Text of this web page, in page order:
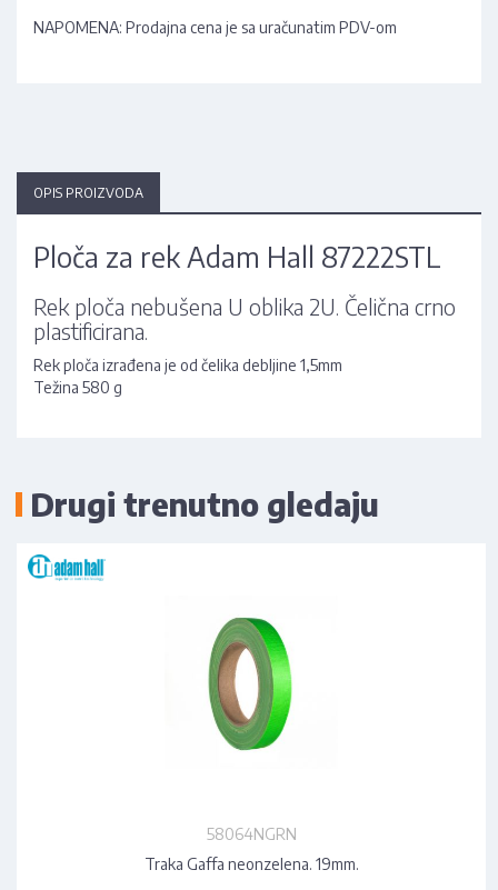
NAPOMENA: Prodajna cena je sa uračunatim PDV-om
OPIS PROIZVODA
Ploča za rek Adam Hall 87222STL
Rek ploča nebušena U oblika 2U. Čelična crno
plastificirana.
Rek ploča izrađena je od čelika debljine 1,5mm
Težina 580 g
Drugi trenutno gledaju
58064NGRN
Traka Gaffa neonzelena. 19mm.